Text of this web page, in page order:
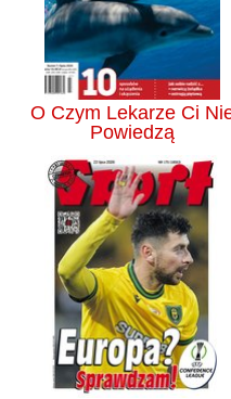
O Czym Lekarze Ci
Powiedzą